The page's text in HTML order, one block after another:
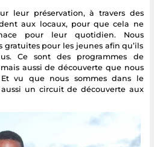
leur préservation, à travers des
aux locaux, pour que cela ne
pour leur quotidien. Nous
gratuites pour les jeunes afin qu’ils
Ce sont des programmes de
aussi de découverte que nous
Et vu que nous sommes dans le
un circuit de découverte aux